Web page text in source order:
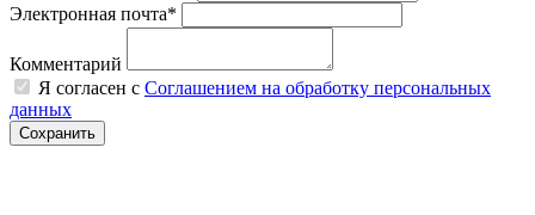
Электронная почта*
Комментарий
Я согласен с Соглашением на обработку персональных
данных